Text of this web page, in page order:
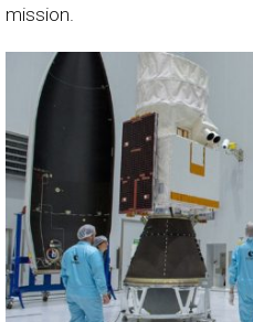
mission.